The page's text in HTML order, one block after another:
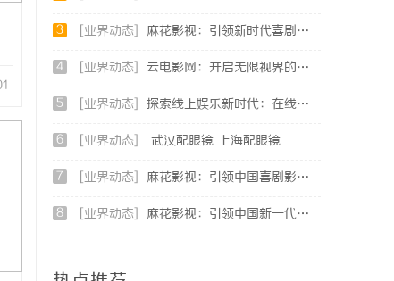
3 [业界动态] 麻花影视：引领新时代喜剧影视创作的先锋力量
4 [业界动态] 云电影网：开启无限视界的全新影视体验之旅
5 [业界动态] 探索线上娱乐新时代：在线影院平台的魅力与未来发展趋势
6 [业界动态] 武汉配眼镜 上海配眼镜
7 [业界动态] 麻花影视：引领中国喜剧影视的新潮流与文化创新
8 [业界动态] 麻花影视：引领中国新一代喜剧电影的创新力量